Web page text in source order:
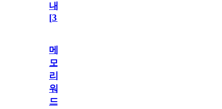
내
[31
메
모
리
워
드